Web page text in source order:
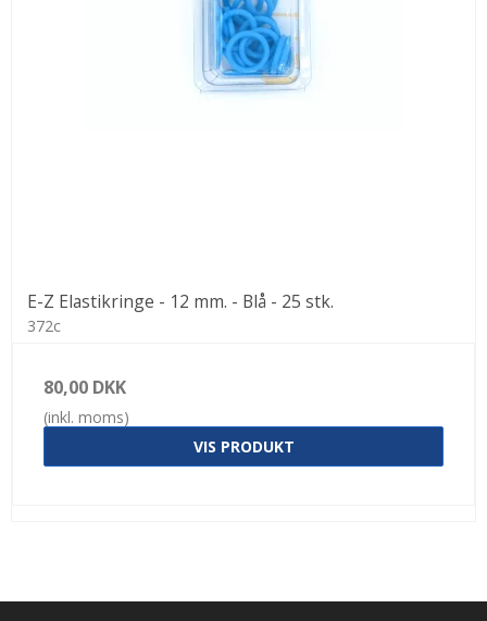
E-Z Elastikringe - 12 mm. - Blå - 25 stk.
372c
80,00 DKK
(inkl. moms)
VIS PRODUKT